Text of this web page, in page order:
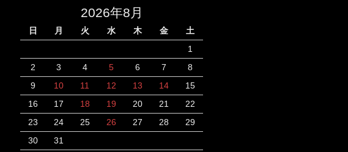
2026年8月
日 月 火 水 木 金
土
1
2
3 4 5 6 7
8
9
10 11 12 13 14
15
16
17 18 19 20 21
22
23
24 25 26 27 28
29
30
31